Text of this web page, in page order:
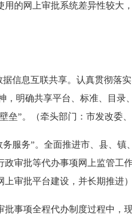
网上审批系统差异性较大，
息互联共享。认真贯彻落实
，明确共享平台、标准、目
垒”。（牵头部门：市发改委
务”。全面推进市、县、镇
政审批等代办事项网上监管工
上审批平台建设，并长期推进
项全程代办制度过程中，现